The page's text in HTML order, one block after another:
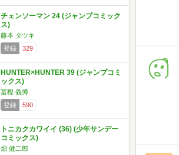
チェンソーマン 24 (ジャンプコミック
ス)
藤本 タツキ
登録
329
HUNTER×HUNTER 39 (ジャンプコミ
ックス)
冨樫 義博
登録
590
トニカクカワイイ (36) (少年サンデー
コミックス)
畑 健二郎